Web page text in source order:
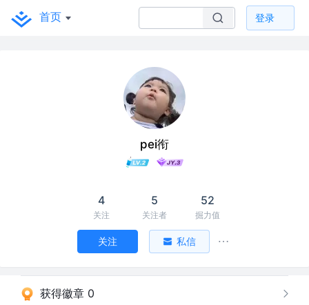
首页 登录
pei衔
4
关注
5
关注者
52
掘力值
关注 私信
获得徽章 0